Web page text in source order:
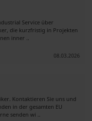
Service über
die kurzfristig in Projekten
inner ..
08.03.2026
Kontaktieren Sie uns und
in der gesamten EU
senden wi ..